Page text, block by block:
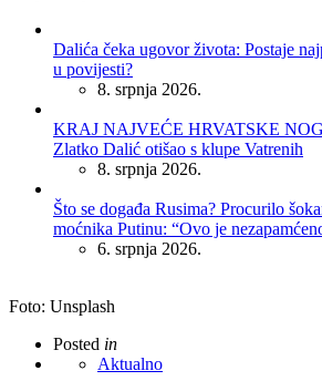
Dalića čeka ugovor života: Postaje
u povijesti?
8. srpnja 2026.
KRAJ NAJVEĆE HRVATSKE
Zlatko Dalić otišao s klupe Vatrenih
8. srpnja 2026.
Što se događa Rusima? Procurilo
moćnika Putinu: “Ovo je
6. srpnja 2026.
Foto: Unsplash
Posted in
Aktualno